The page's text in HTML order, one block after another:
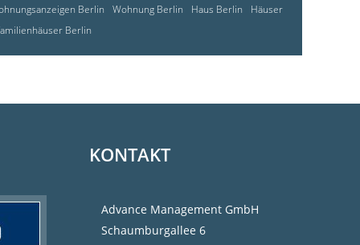
Berlin
Wohnung Berlin Haus Berlin
Häuser
Berlin
KONTAKT
Advance Management GmbH
Schaumburgallee 6